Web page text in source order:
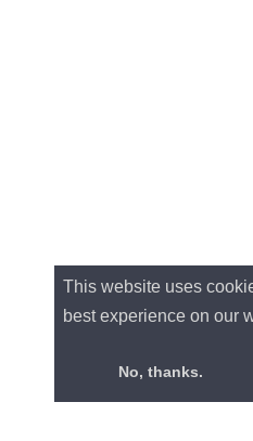
This website uses
best experience on our
No, thanks.